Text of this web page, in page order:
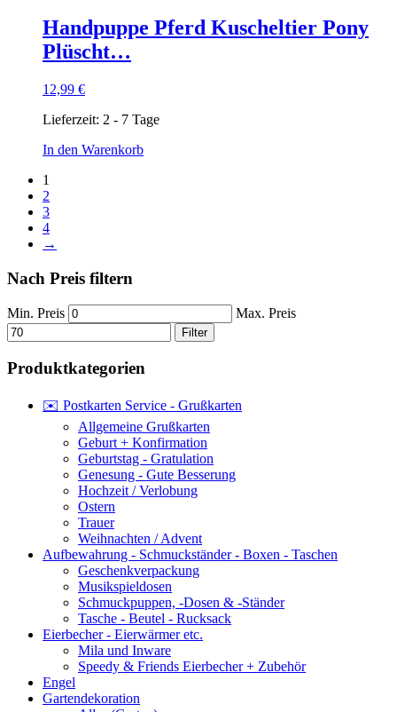
Handpuppe Pferd Kuscheltier Pony
Plüscht…
12,99 €
Lieferzeit: 2 - 7 Tage
In den Warenkorb
1
2
3
4
→
Nach Preis filtern
Min. Preis Max. Preis
Filter
Produktkategorien
✉️ Postkarten Service - Grußkarten
Allgemeine Grußkarten
Geburt + Konfirmation
Geburtstag - Gratulation
Genesung - Gute Besserung
Hochzeit / Verlobung
Ostern
Trauer
Weihnachten / Advent
Aufbewahrung - Schmuckständer - Boxen - Taschen
Geschenkverpackung
Musikspieldosen
Schmuckpuppen, -Dosen & -Ständer
Tasche - Beutel - Rucksack
Eierbecher - Eierwärmer etc.
Mila und Inware
Speedy & Friends Eierbecher + Zubehör
Engel
Gartendekoration